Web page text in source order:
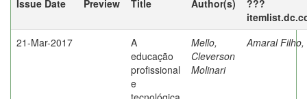
Issue Date Preview Title Author(s)
???
21-Mar-2017
A
educação
profissional
e
Mello,
Cleverson
Molinari
Amaral